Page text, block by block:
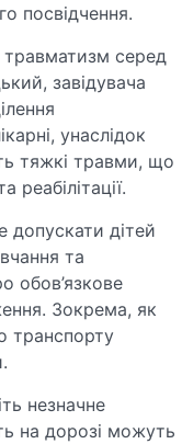
посвідчення.
серед
, завідувача
унаслідок
тяжкі травми, що
реабілітації.
допускати дітей
та
обов’язкове
Зокрема, як
транспорту
незначне
на дорозі можуть